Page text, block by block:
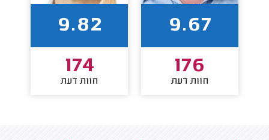
9.67
176
חוות דעת
9.82
174
חוות דעת